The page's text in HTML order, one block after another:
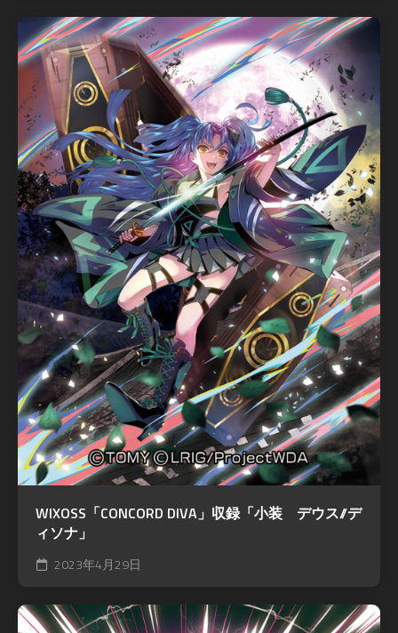
WIXOSS「CONCORD DIVA」収録「小装 デウス//デ
ィソナ」
2023年4月29日